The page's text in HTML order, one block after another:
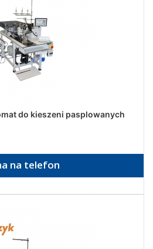
do kieszeni pasplowanych
na telefon